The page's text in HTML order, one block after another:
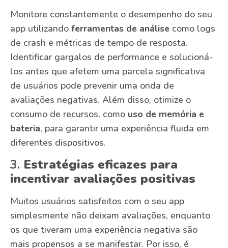
Monitore constantemente o desempenho do seu
app utilizando ferramentas de análise como logs
de crash e métricas de tempo de resposta.
Identificar gargalos de performance e solucioná-
los antes que afetem uma parcela significativa
de usuários pode prevenir uma onda de
avaliações negativas. Além disso, otimize o
consumo de recursos, como uso de memória e
bateria, para garantir uma experiência fluida em
diferentes dispositivos.
3. Estratégias eficazes para
incentivar avaliações positivas
Muitos usuários satisfeitos com o seu app
simplesmente não deixam avaliações, enquanto
os que tiveram uma experiência negativa são
mais propensos a se manifestar. Por isso, é